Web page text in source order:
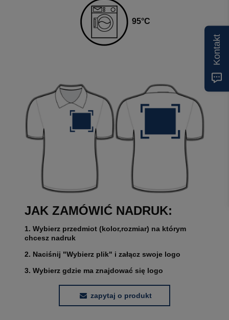
95°C
JAK ZAMÓWIĆ NADRUK:
1. Wybierz przedmiot (kolor,rozmiar) na którym
chcesz nadruk
2. Naciśnij "Wybierz plik" i załącz swoje logo
3. Wybierz gdzie ma znajdować się logo
zapytaj o produkt
Kontakt